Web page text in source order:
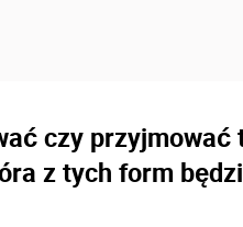
czy przyjmować
z tych form